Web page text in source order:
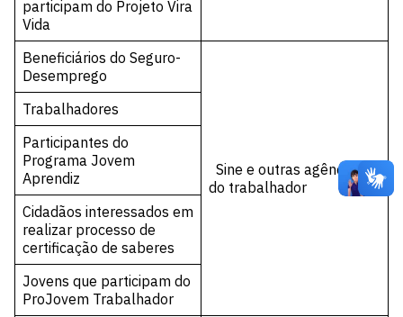
participam do Projeto Vira
Vida
Beneficiários do Seguro-
Desemprego
Sine e outras agências
do trabalhador
Trabalhadores
Participantes do
Programa Jovem
Aprendiz
Cidadãos interessados em
realizar processo de
certificação de saberes
Jovens que participam do
ProJovem Trabalhador